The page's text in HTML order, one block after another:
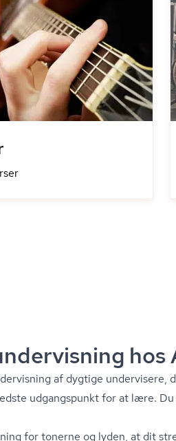
hos
af dygtige undervisere,
udgangspunkt for at lære.
for tonerne og lyden, at dit